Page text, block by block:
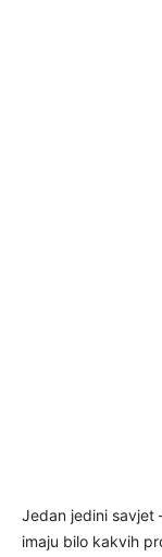
Jedan jedini savjet
imaju bilo kakvih